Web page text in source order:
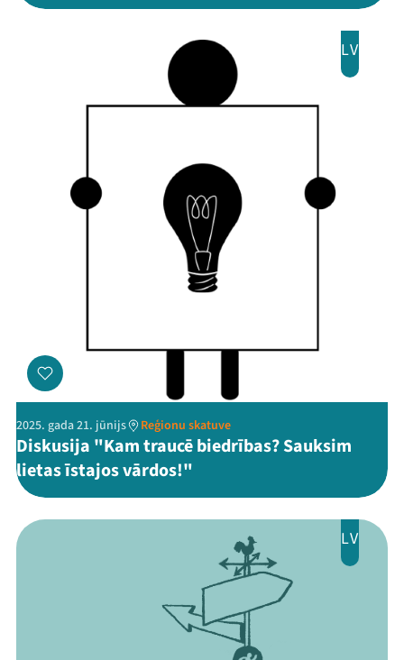
LV
2025. gada 21. jūnijs Reģionu skatuve
Diskusija "Kam traucē biedrības? Sauksim
lietas īstajos vārdos!"
LV